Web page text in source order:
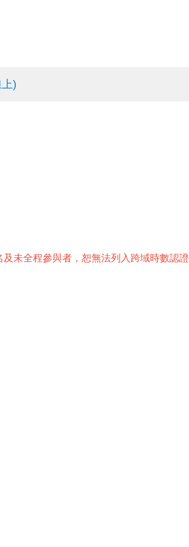
)
未全程參與者，恕無法列入跨域時數認證